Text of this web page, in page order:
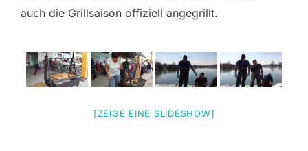
auch die Grillsaison offiziell angegrillt.
[ZEIGE EINE SLIDESHOW]